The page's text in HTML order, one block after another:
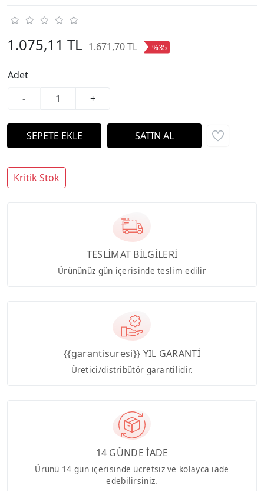
1.075,11 TL 1.671,70 TL %35
Adet
-
+
Kritik Stok
TESLİMAT BİLGİLERİ
Ürününüz gün içerisinde teslim edilir
{{garantisuresi}} YIL GARANTİ
Üretici/distribütör garantilidir.
14 GÜNDE İADE
Ürünü 14 gün içerisinde ücretsiz ve kolayca iade
edebilirsiniz.